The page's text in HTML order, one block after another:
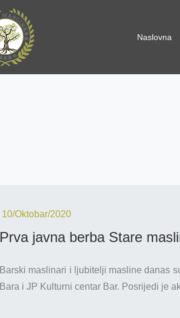
Naslovna
10/Oktobar/2020
Prva javna berba Stare
Barski maslinari i ljubitelji masline danas
Bara i JP Kulturni centar Bar. Posrijedi je